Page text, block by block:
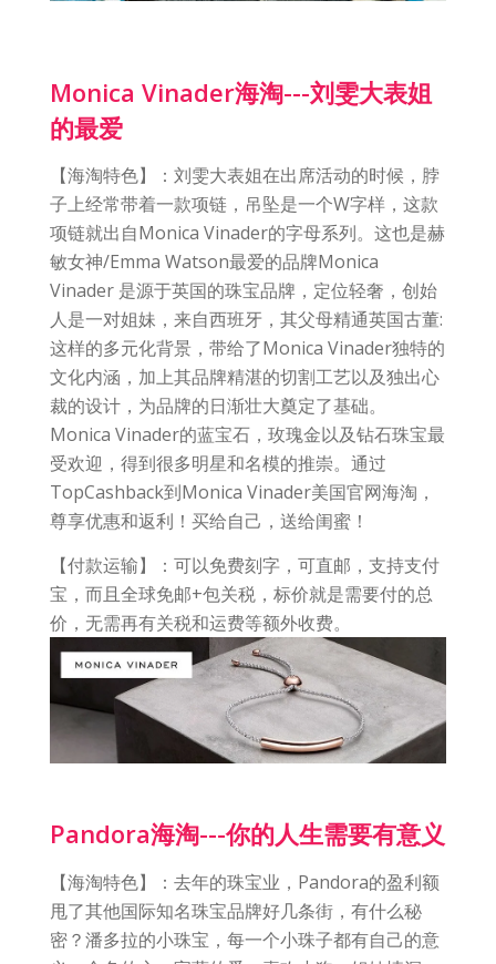
Monica Vinader海淘---刘雯大表姐
的最爱
【海淘特色】：刘雯大表姐在出席活动的时候，脖
子上经常带着一款项链，吊坠是一个W字样，这款
项链就出自Monica Vinader的字母系列。这也是赫
敏女神/Emma Watson最爱的品牌Monica
Vinader 是源于英国的珠宝品牌，定位轻奢，创始
人是一对姐妹，来自西班牙，其父母精通英国古董:
这样的多元化背景，带给了Monica Vinader独特的
文化内涵，加上其品牌精湛的切割工艺以及独出心
裁的设计，为品牌的日渐壮大奠定了基础。
Monica Vinader的蓝宝石，玫瑰金以及钻石珠宝最
受欢迎，得到很多明星和名模的推崇。通过
TopCashback到Monica Vinader美国官网海淘，
尊享优惠和返利！买给自己，送给闺蜜！
【付款运输】：可以免费刻字，可直邮，支持支付
宝，而且全球免邮+包关税，标价就是需要付的总
价，无需再有关税和运费等额外收费。
Pandora海淘---你的人生需要有意义
【海淘特色】：去年的珠宝业，Pandora的盈利额
甩了其他国际知名珠宝品牌好几条街，有什么秘
密？潘多拉的小珠宝，每一个小珠子都有自己的意